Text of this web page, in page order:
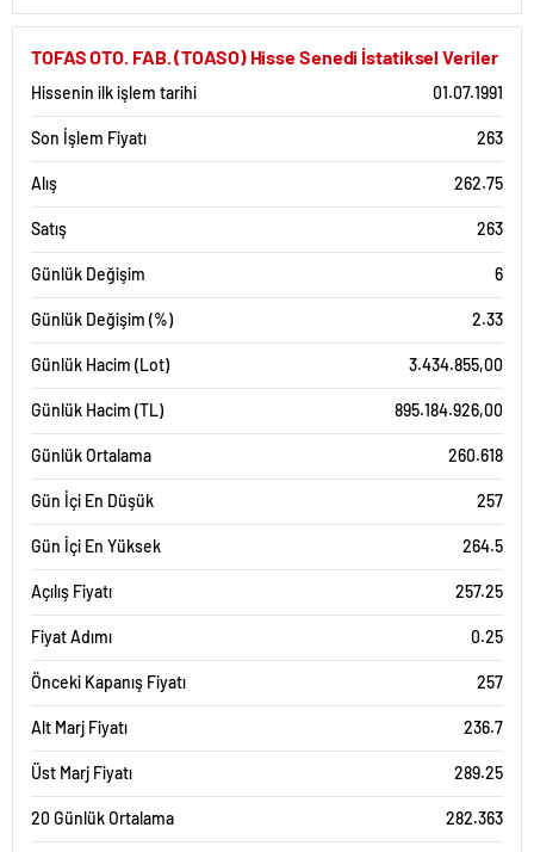
TOFAS OTO. FAB. (TOASO) Hisse Senedi İstatiksel Veriler
Hissenin ilk işlem tarihi 01.07.1991
Son İşlem Fiyatı 263
Alış 262.75
Satış 263
Günlük Değişim 6
Günlük Değişim (%) 2.33
Günlük Hacim (Lot) 3.434.855,00
Günlük Hacim (TL) 895.184.926,00
Günlük Ortalama 260.618
Gün İçi En Düşük 257
Gün İçi En Yüksek 264.5
Açılış Fiyatı 257.25
Fiyat Adımı 0.25
Önceki Kapanış Fiyatı 257
Alt Marj Fiyatı 236.7
Üst Marj Fiyatı 289.25
20 Günlük Ortalama 282.363